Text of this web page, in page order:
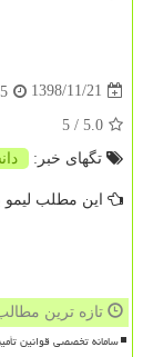
1398/11/21
5.0
/ 5
تگهای خبر:
این مطلب لیمو
تازه ترین
سامانه تخصصی قوانین